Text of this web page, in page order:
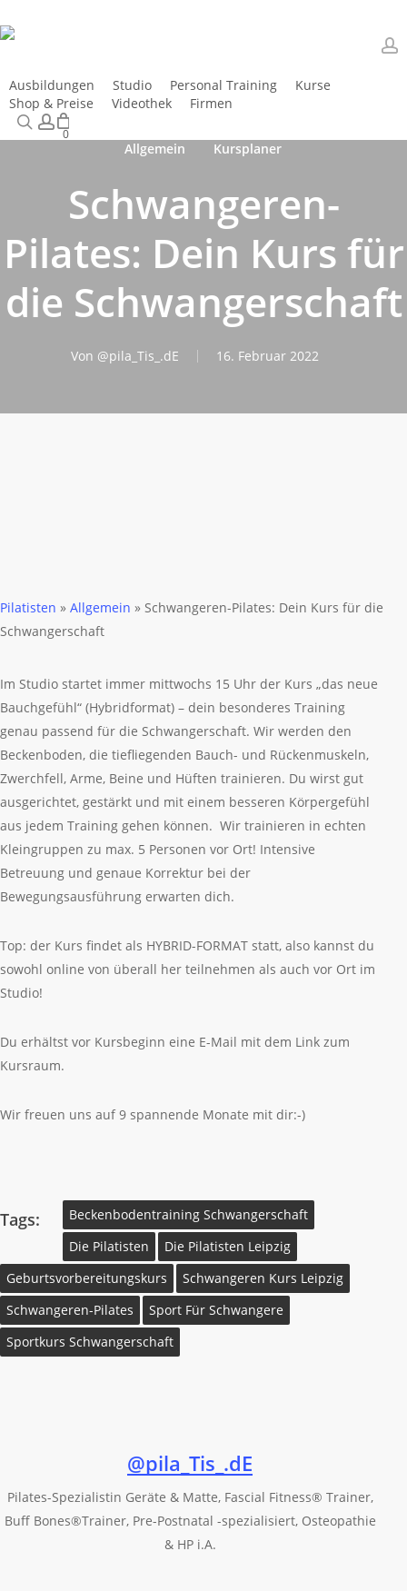
to
content
Ausbildungen Studio Personal Training
Kurse
Shop & Preise
Videothek Firmen
searchaccount
0
Allgemein Kursplaner
Schwangeren-
Pilates: Dein Kurs für
die Schwangerschaft
Von @pila_Tis_.dE 16. Februar 2022
Pilatisten » Allgemein » Schwangeren-Pilates: Dein Kurs für die
Schwangerschaft
Im Studio startet immer mittwochs 15 Uhr der Kurs „das neue
Bauchgefühl“ (Hybridformat) – dein besonderes Training
genau passend für die Schwangerschaft. Wir werden den
Beckenboden, die tiefliegenden Bauch- und Rückenmuskeln,
Zwerchfell, Arme, Beine und Hüften trainieren. Du wirst gut
ausgerichtet, gestärkt und mit einem besseren Körpergefühl
aus jedem Training gehen können. Wir trainieren in echten
Kleingruppen zu max. 5 Personen vor Ort! Intensive
Betreuung und genaue Korrektur bei der
Bewegungsausführung erwarten dich.
Top: der Kurs findet als HYBRID-FORMAT statt, also kannst du
sowohl online von überall her teilnehmen als auch vor Ort im
Studio!
Du erhältst vor Kursbeginn eine E-Mail mit dem Link zum
Kursraum.
Wir freuen uns auf 9 spannende Monate mit dir:-)
Tags:
Beckenbodentraining Schwangerschaft
Die Pilatisten
Die Pilatisten Leipzig
Geburtsvorbereitungskurs
Schwangeren Kurs Leipzig
Schwangeren-Pilates
Sport Für Schwangere
Sportkurs Schwangerschaft
@pila_Tis_.dE
Pilates-Spezialistin Geräte & Matte, Fascial Fitness®️ Trainer,
Buff Bones®️Trainer, Pre-Postnatal -spezialisiert, Osteopathie
& HP i.A.